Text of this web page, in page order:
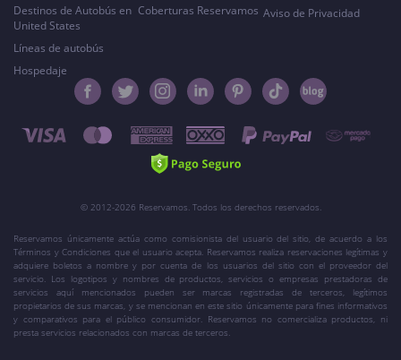
Destinos de Autobús en
United States
Líneas de autobús
Hospedaje
Coberturas Reservamos Aviso de Privacidad
© 2012-2026 Reservamos. Todos los derechos reservados.
Reservamos únicamente actúa como comisionista del usuario del sitio, de acuerdo a los
Términos y Condiciones que el usuario acepta. Reservamos realiza reservaciones legítimas y
adquiere boletos a nombre y por cuenta de los usuarios del sitio con el proveedor del
servicio. Los logotipos y nombres de productos, servicios o empresas prestadoras de
servicios aquí mencionados pueden ser marcas registradas de terceros, legítimos
propietarios de sus marcas, y se mencionan en este sitio únicamente para fines informativos
y comparativos para el público consumidor. Reservamos no comercializa productos, ni
presta servicios relacionados con marcas de terceros.